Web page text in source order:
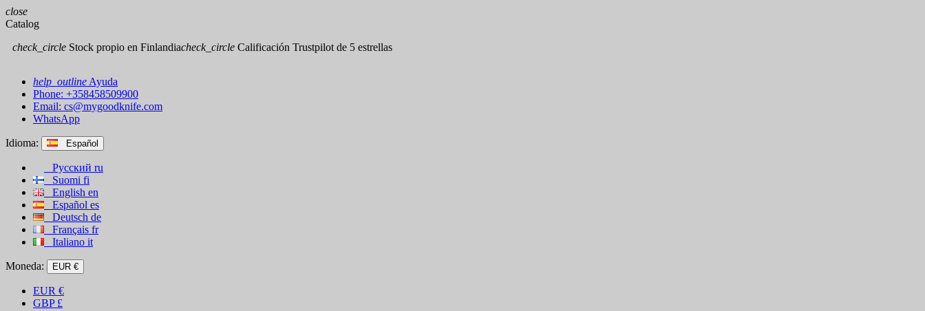
close
Catalog
check_circle Stock propio en Finlandiacheck_circle Calificación Trustpilot de 5 estrellas
help_outline Ayuda
Phone: +358458509900
Email: cs@mygoodknife.com
WhatsApp
Idioma: Español
Русский ru
Suomi fi
English en
Español es
Deutsch de
Français fr
Italiano it
Moneda: EUR €
EUR €
GBP £